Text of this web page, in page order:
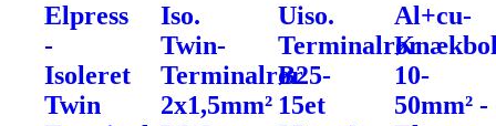
Elpress
-
Isoleret
Twin
Iso.
Twin-
Terminalrør
2x1,5mm²
Uiso.
Terminalrør
B25-
15et
Al+cu-
10-
50mm² -